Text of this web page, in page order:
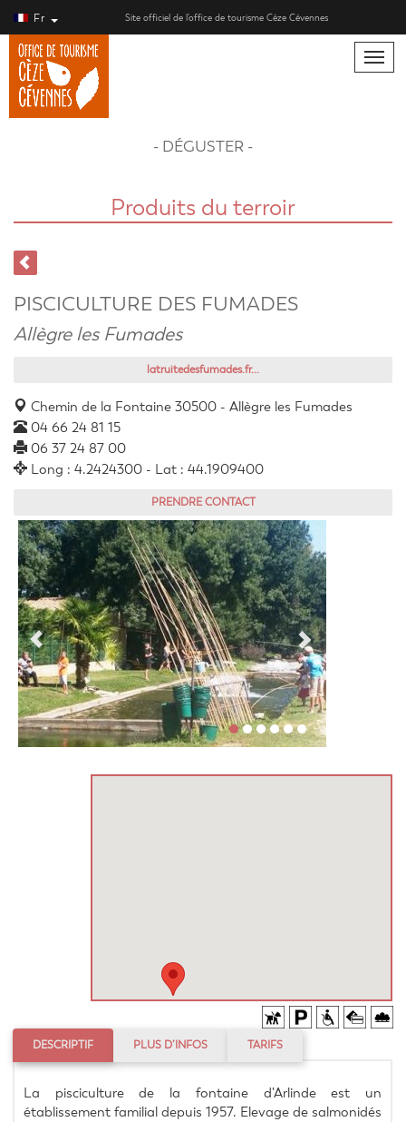
Fr Site officiel de l’office de tourisme Cèze Cévennes
Toggle
- DÉGUSTER -
Produits du terroir
PISCICULTURE DES FUMADES
Allègre les Fumades
latruitedesfumades.fr...
Chemin de la Fontaine 30500 - Allègre les Fumades
04 66 24 81 15
06 37 24 87 00
Long : 4.2424300 - Lat : 44.1909400
PRENDRE CONTACT
DESCRIPTIF PLUS D’INFOS TARIFS
La pisciculture de la fontaine d'Arlinde est un
établissement familial depuis 1957. Elevage de salmonidés